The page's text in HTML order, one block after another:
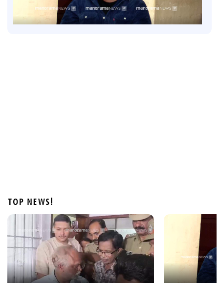
Latest
ബുധനാഴ്ച കണ്ണൂരിലെത്തി; സുഹൃത്തുക്കൾക്കൊപ്പം
ജോലി സ്ഥലത്ത്; അര്‍ജുന്‍ ആയങ്കിയുടെ റൂട്ട്മാപ്പ്
ഇങ്ങനെ
2 hours ago
TOP NEWS!